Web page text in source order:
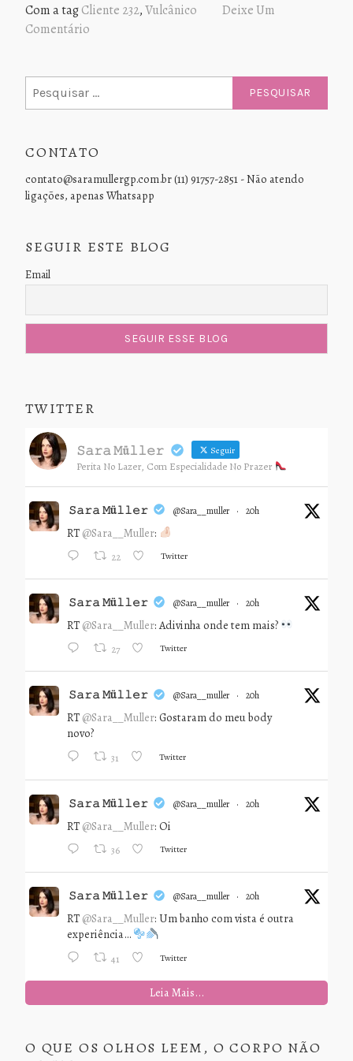
Com a tagCliente 232,Vulcânico
Deixe Um
Comentário
por:
CONTATO
contato@saramullergp.com.br (11) 91757-2851 - Não atendo
ligações, apenas Whatsapp
SEGUIR ESTE BLOG
Email
TWITTER
𝚂𝚊𝚛𝚊 𝙼ü𝚕𝚕𝚎𝚛 Seguir
Perita No Lazer, Com Especialidade No Prazer
𝚂𝚊𝚛𝚊 𝙼ü𝚕𝚕𝚎𝚛 @sara__muller · 20h
RT @Sara__Muller:
22 Twitter
𝚂𝚊𝚛𝚊 𝙼ü𝚕𝚕𝚎𝚛 @sara__muller · 20h
RT @Sara__Muller: Adivinha onde tem mais?
27 Twitter
𝚂𝚊𝚛𝚊 𝙼ü𝚕𝚕𝚎𝚛 @sara__muller · 20h
RT @Sara__Muller: Gostaram do meu body
novo?
31 Twitter
𝚂𝚊𝚛𝚊 𝙼ü𝚕𝚕𝚎𝚛 @sara__muller · 20h
RT @Sara__Muller: Oi
36 Twitter
𝚂𝚊𝚛𝚊 𝙼ü𝚕𝚕𝚎𝚛 @sara__muller · 20h
RT @Sara__Muller: Um banho com vista é outra
experiência…
41 Twitter
Leia Mais...
O QUE OS OLHOS LEEM, O CORPO NÃO